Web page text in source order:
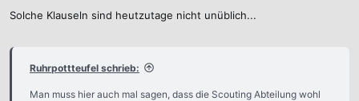
Solche Klauseln sind heutzutage nicht unüblich...
Ruhrpottteufel schrieb:
Man muss hier auch mal sagen, dass die Scouting Abteilung wohl